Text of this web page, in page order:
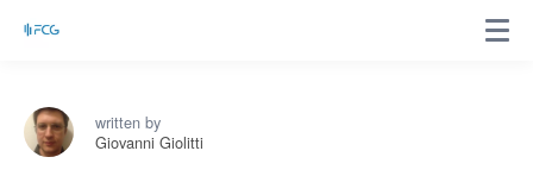
written by
Giovanni Giolitti